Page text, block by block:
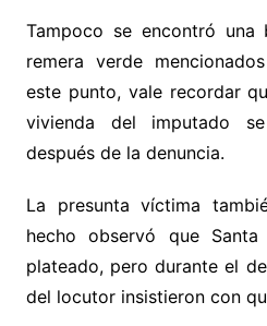
Tampoco se encontró una
remera verde
este punto, vale recordar
vivienda del imputado
después de la denuncia.
La presunta víctima
hecho observó que
plateado, pero durante el
del locutor insistieron con